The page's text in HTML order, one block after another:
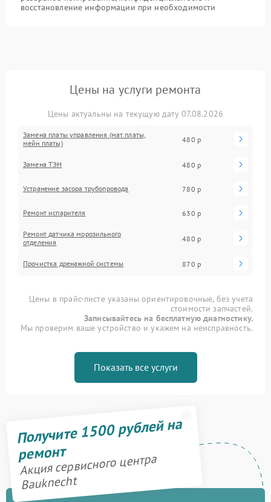
восстановление информации при необходимости
Цены на услуги ремонта
Цены актуальны на текущую дату 07.08.2026
Замена платы управления (мат.платы,
мейн платы)
480 р
Замена ТЭН 480 р
Устранение засора трубопровода 780 р
Ремонт испарителя 630 р
Ремонт датчика морозильного
отделения
480 р
Прочистка дренажной системы 870 р
Цены в прайс-листе указаны ориентировочные, без учета
стоимости запчастей.
Записывайтесь на бесплатную диагностику.
Мы проверим ваше устройство и укажем на неисправность.
Показать все услуги
Получите 1500 рублей на
ремонт
Акция сервисного центра
Bauknecht